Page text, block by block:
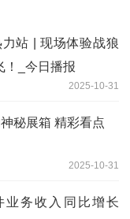
站 | 现场体验战狼
！_今日播报
2025-10-31
秘展箱 精彩看点
2025-10-31
业务收入同比增长